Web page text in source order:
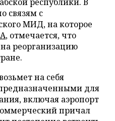
связям с
МИД, на которое
, отмечается, что
реорганизацию
на себя
для
включая аэропорт
причал